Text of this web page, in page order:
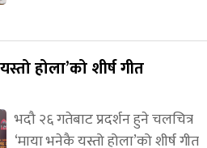
होला’को शीर्ष गीत
भदौ २६ गतेबाट प्रदर्शन हुने चलचित्र
‘माया भनेकै यस्तो होला’को शीर्ष गीत